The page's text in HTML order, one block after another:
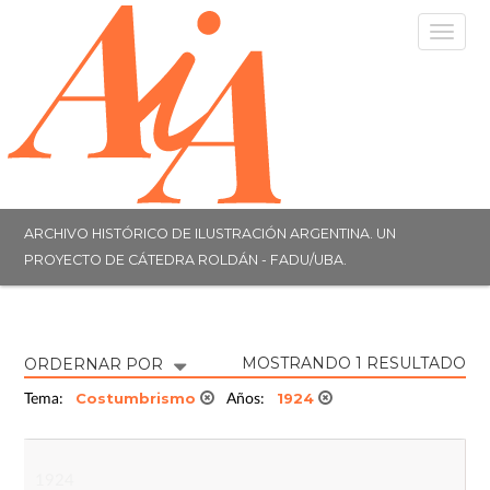
ARCHIVO HISTÓRICO DE ILUSTRACIÓN ARGENTINA. UN
PROYECTO DE CÁTEDRA ROLDÁN - FADU/UBA.
ORDERNAR POR MOSTRANDO 1 RESULTADO
Tema: Costumbrismo Años: 1924